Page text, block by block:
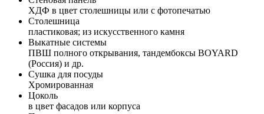
ХДФ в цвет столешницы или с фотопечатью
Столешница
пластиковая; из искусственного камня
Выкатные системы
ПВШ полного открывания, тандембоксы BOYARD
(Россия) и др.
Сушка для посуды
Хромированная
Цоколь
в цвет фасадов или корпуса